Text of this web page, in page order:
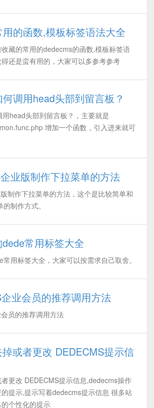
的函数,模板标签语法大全
藏的常用的dedecms的函数,模板标签语
还是蛮有用的，大家可以多参考参考
调用head头部到留言板？
head头部到留言板？，主要就是
增加一个函数，引入进来就可
业版制作下拉菜单的方法
制作下拉菜单的方法，这个是比较简单和
制作方式。
常用标签大全
用标签大全，大家可以按需求自己取舍。
业会员的推荐调用方法
员的推荐调用方法
或者更改 DEDECMS提示信
更改 DEDECMS提示信息,dedecms操作
提示,提示写着dedecms提示信息 很多站
个性化的提示